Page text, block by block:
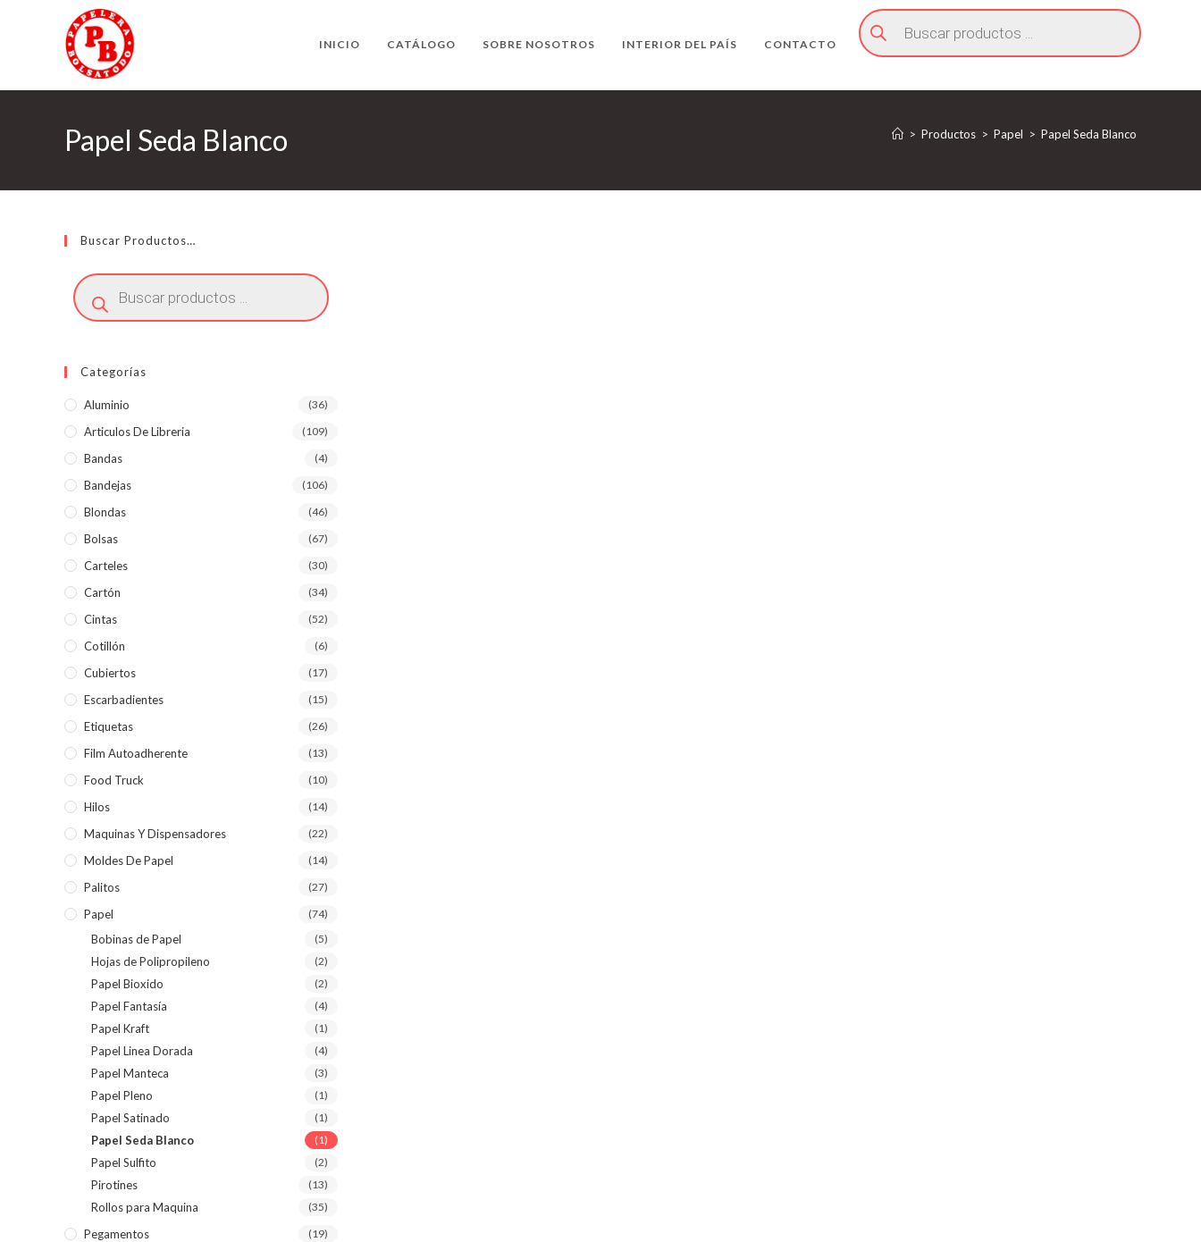
INICIO CATÁLOGO SOBRE NOSOTROS INTERIOR DEL PAÍS CONTACTO
Búsqueda
de
productos
Papel Seda Blanco > Productos > Papel > Papel Seda Blanco
Buscar Productos…
Búsqueda
de
productos
Categorías
Aluminio (36)
Articulos De Libreria (109)
Bandas (4)
Bandejas (106)
Blondas (46)
Bolsas (67)
Carteles (30)
Cartón (34)
Cintas (52)
Cotillón (6)
Cubiertos (17)
Escarbadientes (15)
Etiquetas (26)
Film Autoadherente (13)
Food Truck (10)
Hilos (14)
Maquinas Y Dispensadores (22)
Moldes De Papel (14)
Palitos (27)
Papel (74)
Bobinas de Papel (5)
Hojas de Polipropileno (2)
Papel Bioxido (2)
Papel Fantasía (4)
Papel Kraft (1)
Papel Linea Dorada (4)
Papel Manteca (3)
Papel Pleno (1)
Papel Satinado (1)
Papel Seda Blanco (1)
Papel Sulfito (2)
Pirotines (13)
Rollos para Maquina (35)
Pegamentos (19)